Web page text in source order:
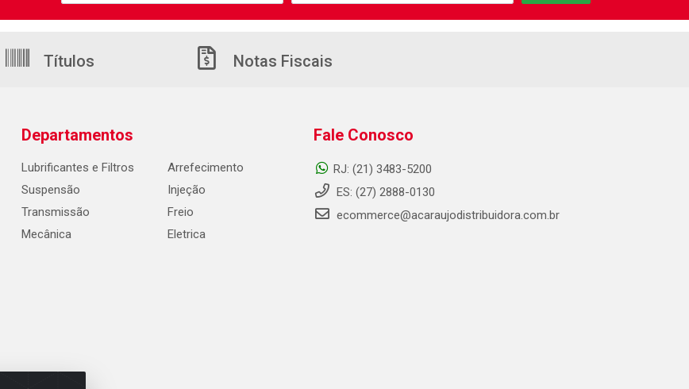
Títulos Notas Fiscais
Departamentos
Lubrificantes e Filtros
Suspensão
Transmissão
Mecânica
Arrefecimento
Injeção
Freio
Eletrica
Fale Conosco
RJ: (21) 3483-5200
ES: (27) 2888-0130
ecommerce@acaraujodistribuidora.com.br